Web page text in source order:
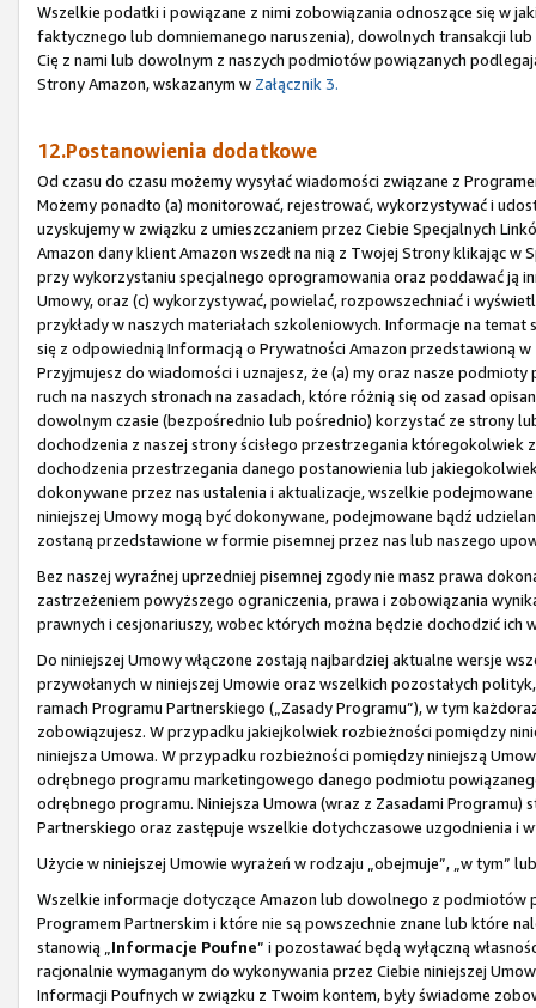
Wszelkie podatki i powiązane z nimi zobowiązania odnoszące się w
faktycznego lub domniemanego naruszenia), dowolnych transakcji
Cię z nami lub dowolnym z naszych podmiotów powiązanych
Strony Amazon, wskazanym w Załącznik 3.
12.Postanowienia dodatkowe
Od czasu do czasu możemy wysyłać wiadomości związane z
Możemy ponadto (a) monitorować, rejestrować, wykorzystywać i
uzyskujemy w związku z umieszczaniem przez Ciebie Specjalnych
Amazon dany klient Amazon wszedł na nią z Twojej Strony klikając
przy wykorzystaniu specjalnego oprogramowania oraz poddawać ją
Umowy, oraz (c) wykorzystywać, powielać, rozpowszechniać i
przykłady w naszych materiałach szkoleniowych. Informacje na
się z odpowiednią Informacją o Prywatności Amazon przedstawioną w
Przyjmujesz do wiadomości i uznajesz, że (a) my oraz nasze
ruch na naszych stronach na zasadach, które różnią się od zasad
dowolnym czasie (bezpośrednio lub pośrednio) korzystać ze strony
dochodzenia z naszej strony ścisłego przestrzegania któregokolwiek
dochodzenia przestrzegania danego postanowienia lub
dokonywane przez nas ustalenia i aktualizacje, wszelkie
niniejszej Umowy mogą być dokonywane, podejmowane bądź
zostaną przedstawione w formie pisemnej przez nas lub naszego
Bez naszej wyraźnej uprzedniej pisemnej zgody nie masz prawa
zastrzeżeniem powyższego ograniczenia, prawa i zobowiązania
prawnych i cesjonariuszy, wobec których można będzie dochodzić ich
Do niniejszej Umowy włączone zostają najbardziej aktualne wersje
przywołanych w niniejszej Umowie oraz wszelkich pozostałych
ramach Programu Partnerskiego („Zasady Programu”), w tym
zobowiązujesz. W przypadku jakiejkolwiek rozbieżności pomiędzy
niniejsza Umowa. W przypadku rozbieżności pomiędzy niniejszą
odrębnego programu marketingowego danego podmiotu
odrębnego programu. Niniejsza Umowa (wraz z Zasadami Programu)
Partnerskiego oraz zastępuje wszelkie dotychczasowe uzgodnienia i
Użycie w niniejszej Umowie wyrażeń w rodzaju „obejmuje”, „w tym”
Wszelkie informacje dotyczące Amazon lub dowolnego z podmiotów
Programem Partnerskim i które nie są powszechnie znane lub które
stanowią „ Informacje Poufne” i pozostawać będą wyłączną
racjonalnie wymaganym do wykonywania przez Ciebie niniejszej
Informacji Poufnych w związku z Twoim kontem, były świadome